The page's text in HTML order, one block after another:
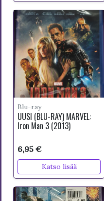
Blu-ray
UUSI (BLU-RAY) MARVEL:
Iron Man 3 (2013)
6,95 €
Katso lisää